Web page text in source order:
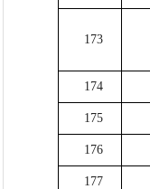
173
174
175
176
177